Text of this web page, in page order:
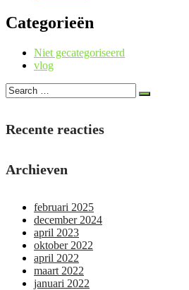
Categorieën
Niet gecategoriseerd
vlog
Recente reacties
Archieven
februari 2025
december 2024
april 2023
oktober 2022
april 2022
maart 2022
januari 2022